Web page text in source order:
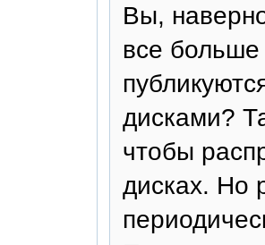
Вы,
все
дисками?
чтобы
дисках. Но